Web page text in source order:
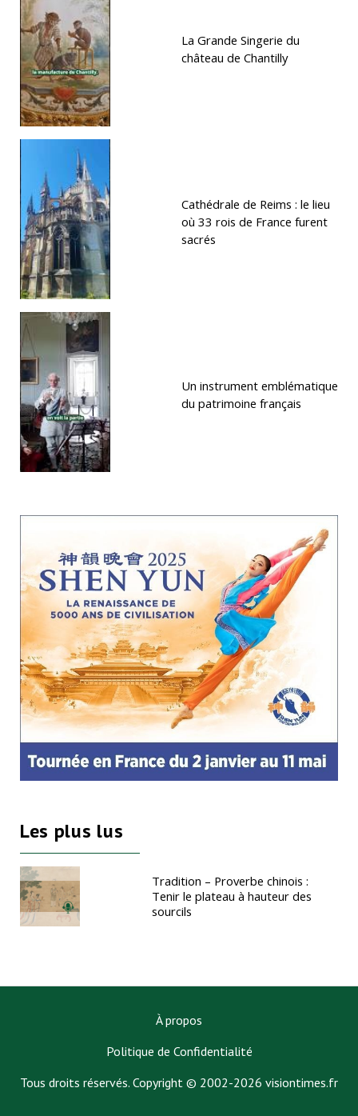
La Grande Singerie du
château de Chantilly
Cathédrale de Reims : le lieu
où 33 rois de France furent
sacrés
Un instrument emblématique
du patrimoine français
Les plus lus
Tradition – Proverbe chinois :
Tenir le plateau à hauteur des
sourcils
À propos
Tous droits réservés. Copyright © 2002-2026 visiontimes.fr
Politique de Confidentialité